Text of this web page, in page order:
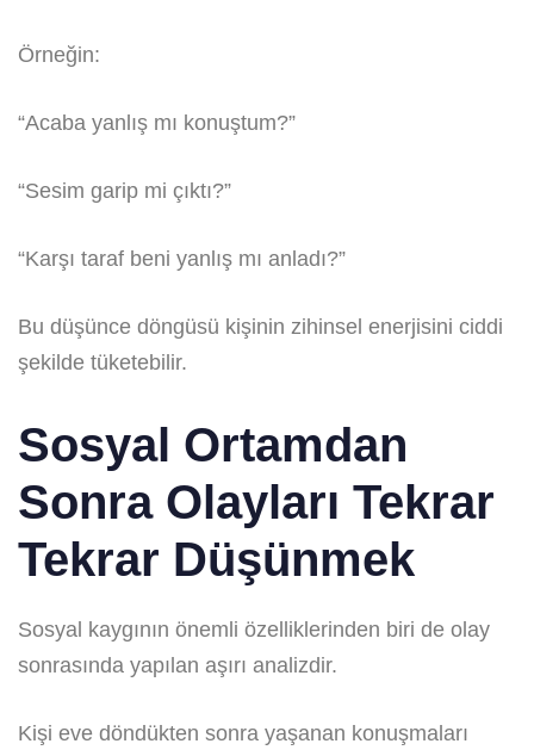
Örneğin:
“Acaba yanlış mı konuştum?”
“Sesim garip mi çıktı?”
“Karşı taraf beni yanlış mı anladı?”
Bu düşünce döngüsü kişinin zihinsel enerjisini ciddi
şekilde tüketebilir.
Sosyal Ortamdan
Sonra Olayları Tekrar
Tekrar Düşünmek
Sosyal kaygının önemli özelliklerinden biri de olay
sonrasında yapılan aşırı analizdir.
Kişi eve döndükten sonra yaşanan konuşmaları